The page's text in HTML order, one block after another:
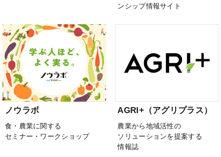
ンシップ情報サイト
ノウラボ
食・農業に関する
セミナー・ワークショップ
AGRI+（アグリプラス）
農業から地域活性の
ソリューションを提案する
情報誌